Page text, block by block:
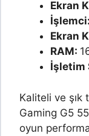
Ekran
İşlemci:
Ekran
RAM:
İşletim
Kaliteli ve şık
Gaming G5
oyun